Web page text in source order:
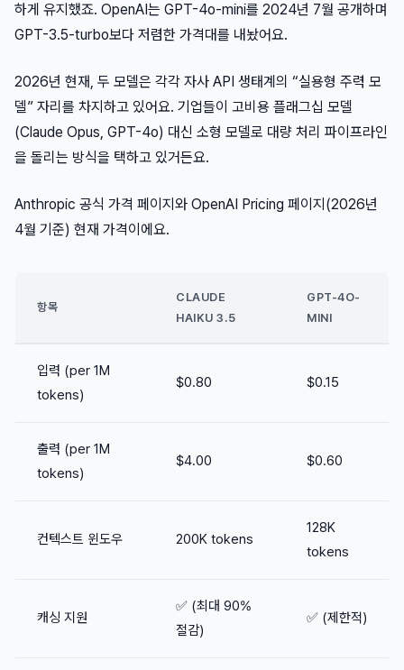
하게 유지했죠. OpenAI는 GPT-4o-mini를 2024년 7월 공개하며
GPT-3.5-turbo보다 저렴한 가격대를 내놨어요.
2026년 현재, 두 모델은 각각 자사 API 생태계의 “실용형 주력 모
델” 자리를 차지하고 있어요. 기업들이 고비용 플래그십 모델
(Claude Opus, GPT-4o) 대신 소형 모델로 대량 처리 파이프라인
을 돌리는 방식을 택하고 있거든요.
Anthropic 공식 가격 페이지와 OpenAI Pricing 페이지(2026년
4월 기준) 현재 가격이에요.
항목
CLAUDE
HAIKU 3.5
GPT-4O-
MINI
입력 (per 1M
tokens)
$0.80 $0.15
출력 (per 1M
tokens)
$4.00 $0.60
컨텍스트 윈도우 200K tokens
128K
tokens
캐싱 지원
✅ (최대 90%
절감)
✅ (제한적)